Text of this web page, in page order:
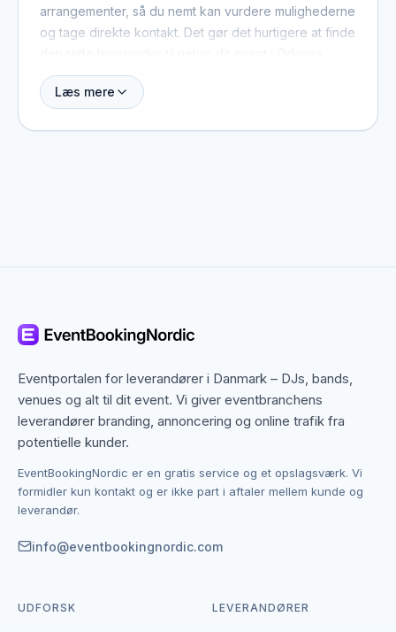
arrangementer, så du nemt kan vurdere mulighederne
og tage direkte kontakt. Det gør det hurtigere at finde
Når du booker paintball, lasergame & skydning i
arbejder bredt i regionen. Det betyder, at du ikke kun
fra nabobyer, der gerne dækker området. Det giver
flere muligheder, hvis du har en bestemt stil, et
bestemt budget eller en speciel ramme i tankerne.
enkelte leverandør af paintball, lasergame &
skydning. EventBookingNordic er en åben portal – vi
aftalen på egne vilkår. Det giver mulighed for at
Læs mere
Eventportalen for leverandører i Danmark – DJs, bands,
venues og alt til dit event. Vi giver eventbranchens
leverandører branding, annoncering og online trafik fra
potentielle kunder.
EventBookingNordic er en gratis service og et opslagsværk. Vi
formidler kun kontakt og er ikke part i aftaler mellem kunde og
leverandør.
info@eventbookingnordic.com
UDFORSK LEVERANDØRER